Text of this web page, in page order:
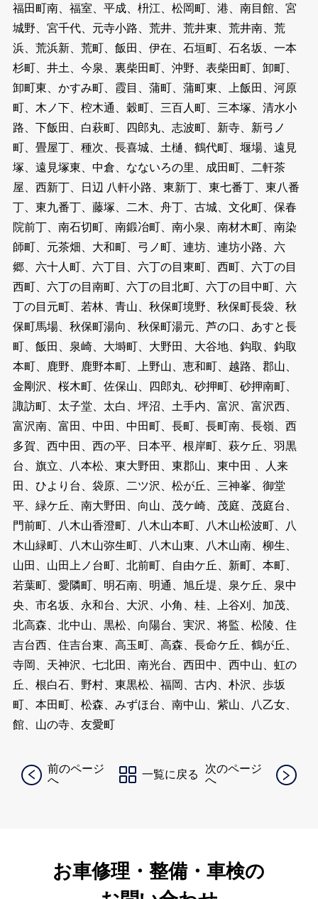
福田町南、福室、平成、枡江、松岡町、港、南目館、宮
城野、宮千代、元寺小路、荒井、荒井東、荒井南、荒
浜、荒浜新、荒町、飯田、伊在、石垣町、石名坂、一本
杉町、井土、今泉、裏柴田町、沖野、表柴田町、卸町、
卸町東、かすみ町、霞目、蒲町、蒲町東、上飯田、河原
町、木ノ下、椌木通、穀町、三百人町、三本塚、清水小
路、下飯田、白萩町、四郎丸、志波町、新寺、新弓ノ
町、畳屋丁、種次、長喜城、土樋、鶴代町、堰場、遠見
塚、遠見塚東、中倉、なないろの里、成田町、二軒茶
屋、西新丁、日辺 八軒小路、東新丁、東七番丁、東八番
丁、東九番丁、藤塚、二木、舟丁、古城、文化町、保春
院前丁、南石切町、南鍛冶町、南小泉、南材木町、南染
師町、元茶畑、大和町、弓ノ町、連坊、連坊小路、六
郷、六十人町、六丁目、六丁の目東町、西町、六丁の目
西町、六丁の目南町、六丁の目北町、六丁の目中町、六
丁の目元町、若林、青山、秋保町境野、秋保町長袋、秋
保町馬場、秋保町湯向、秋保町湯元、芦の口、あすと長
町、飯田、泉崎、大塒町、大野田、大谷地、鈎取、鈎取
本町、鹿野、鹿野本町、上野山、恵和町、越路、郡山、
金剛沢、桜木町、佐保山、四郎丸、砂押町、砂押南町、
諏訪町、太子堂、太白、坪沼、土手内、富沢、富沢西、
富沢南、富田、中田、中田町、長町、長町南、長嶺、西
多賀、西中田、西の平、日本平、根岸町、萩ケ丘、羽黒
台、旗立、八本松、東大野田、東郡山、東中田 、人来
田、ひより台、袋原、二ツ沢、松が丘、三神峯、御堂
平、緑ケ丘、南大野田、向山、茂ケ崎、茂庭、茂庭台、
門前町、八木山香澄町、八木山本町、八木山松波町、八
木山緑町、八木山弥生町、八木山東、八木山南、柳生、
山田、山田上ノ台町、北前町、自由ケ丘、新町、本町、
若葉町、愛隣町、明石南、明通、旭丘堤、泉ケ丘、泉中
央、市名坂、永和台、大沢、小角、桂、上谷刈、加茂、
北高森、北中山、黒松、向陽台、実沢、将監、松陵、住
吉台西、住吉台東、高玉町、高森、長命ケ丘、鶴が丘、
寺岡、天神沢、七北田、南光台、西田中、西中山、虹の
丘、根白石、野村、東黒松、福岡、古内、朴沢、歩坂
町、本田町、松森、みずほ台、南中山、紫山、八乙女、
館、山の寺、友愛町
前のページ
へ
一覧に戻る
次のページ
へ
お車修理・整備・車検の